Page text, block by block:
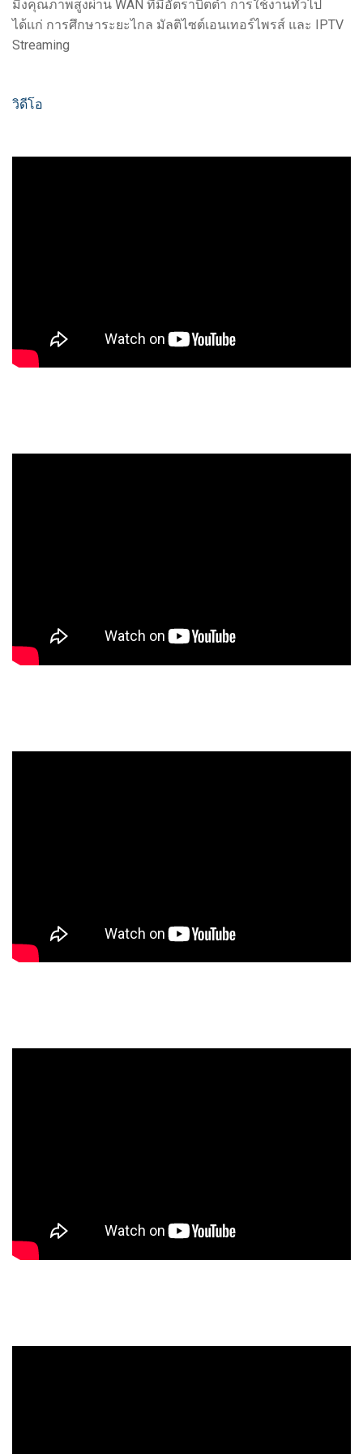
มิงคุณภาพสูงผ่าน WAN ที่มีอัตราบิตต่ำ การใช้งานทั่วไป
ได้แก่ การศึกษาระยะไกล มัลติไซต์เอนเทอร์ไพรส์ และ IPTV
Streaming
วิดีโอ